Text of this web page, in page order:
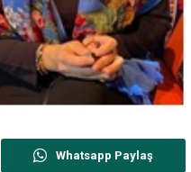
Whatsapp Paylaş